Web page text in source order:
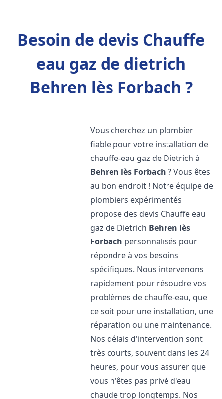
Besoin de devis Chauffe
eau gaz de dietrich
Behren lès Forbach ?
Vous cherchez un plombier
fiable pour votre installation de
chauffe-eau gaz de Dietrich à
Behren lès Forbach ? Vous êtes
au bon endroit ! Notre équipe de
plombiers expérimentés
propose des devis Chauffe eau
gaz de Dietrich Behren lès
Forbach personnalisés pour
répondre à vos besoins
spécifiques. Nous intervenons
rapidement pour résoudre vos
problèmes de chauffe-eau, que
ce soit pour une installation, une
réparation ou une maintenance.
Nos délais d'intervention sont
très courts, souvent dans les 24
heures, pour vous assurer que
vous n'êtes pas privé d'eau
chaude trop longtemps. Nos